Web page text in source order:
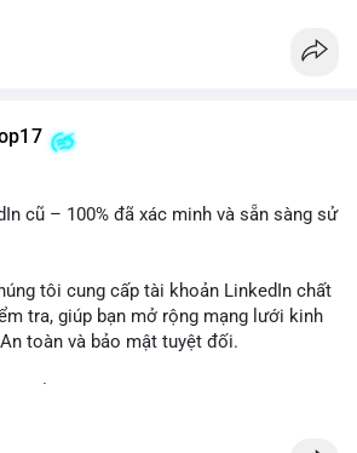
cũ – 100% đã xác minh và sẵn sàng sử
tôi cung cấp tài khoản LinkedIn chất
tra, giúp bạn mở rộng mạng lưới kinh
toàn và bảo mật tuyệt đối.